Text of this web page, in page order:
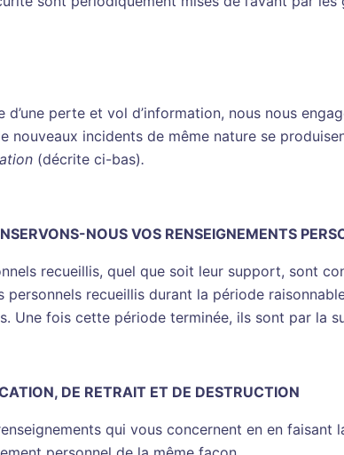
d’une perte et vol d’information, nous nous
nouveaux incidents de même nature se
(décrite ci-bas).
NOUS VOS RENSEIGNEMENTS
recueillis, quel que soit leur support, sont
personnels recueillis durant la période
Une fois cette période terminée, ils sont par la
DE RETRAIT ET DE DESTRUCTION
qui vous concernent en en